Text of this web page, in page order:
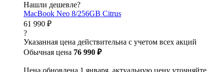
Нашли дешевле?
MacBook Neo 8/256GB Citrus
61 990 ₽
?
Указанная цена действительна с учетом всех акций
Обычная цена 76 990 ₽
Цена обновлена 1 января, актуальную цену уточняйте